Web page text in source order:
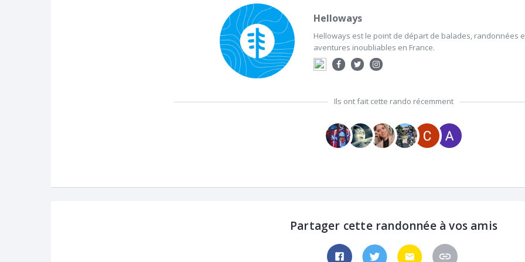
Helloways
Helloways est le point de départ de balades, randonnées
aventures inoubliables en France.
Ils ont fait cette rando récemment
Partager cette randonnée à vos amis